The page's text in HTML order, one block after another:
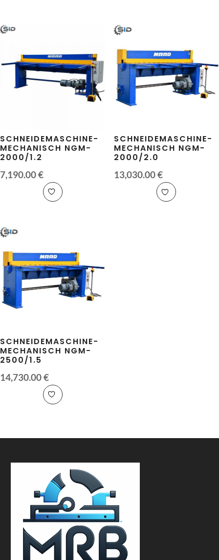
SCHNEIDEMASCHINE-
MECHANISCH NGM-
2000/1.2
7,190.00€
SCHNEIDEMASCHINE-
MECHANISCH NGM-
2000/2.0
13,030.00€
SCHNEIDEMASCHINE-
MECHANISCH NGM-
2500/1.5
14,730.00€